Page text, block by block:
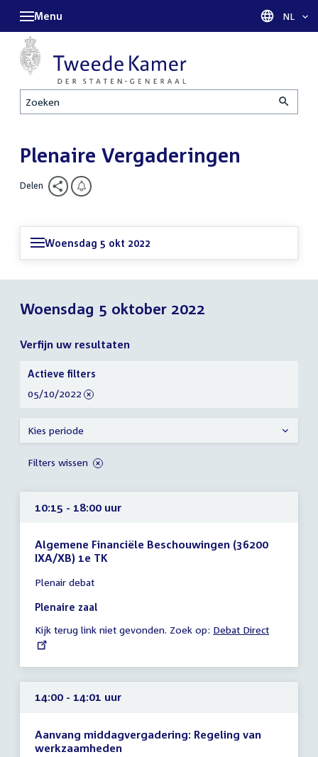
Zoeken
Menu Taal
NL
Plenaire Vergaderingen
Delen
Woensdag 5 okt 2022
Woensdag 5 oktober 2022
Verfijn uw resultaten
10:15 - 18:00 uur
Algemene Financiële Beschouwingen (36200
IXA/XB) 1e TK
vergadering
10:15
18:00
uur
Plenair debat
Plenaire zaal
Kijk terug link niet gevonden. Zoek op: External
Debat Direct
14:00 - 14:01 uur
Aanvang middagvergadering: Regeling van
werkzaamheden
Verfijn
uw
resultaten
Actieve filters
verwijder
05/10/2022
Kies periode
Filters wissen